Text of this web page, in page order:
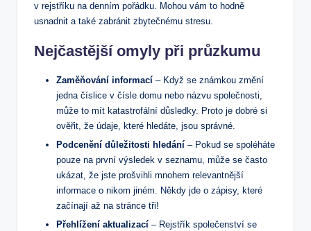
‌v rejstříku na denním pořádku. Mohou ⁢vám to hodně
usnadnit ⁣a také zabránit ⁢zbytečnému⁢ stresu.
Nejčastější‍ omyly při průzkumu
Zaměňování informací – Když se známkou změní
jedna číslice v čísle domu nebo názvu společnosti,
může to mít katastrofální důsledky. Proto je dobré si⁤
ověřit,‌ že údaje,⁣ které hledáte, jsou správné.
Podcenění důležitosti hledání – Pokud se‌ spoléháte
pouze na první výsledek v seznamu, může se často
ukázat, že ​jste prošvihli​ mnohem relevantnější
informace ⁢o ⁣nikom jiném. Někdy⁤ jde o ⁤zápisy, které
⁤začínají až na stránce tři!
Přehlížení aktualizací – Rejstřík společenství se